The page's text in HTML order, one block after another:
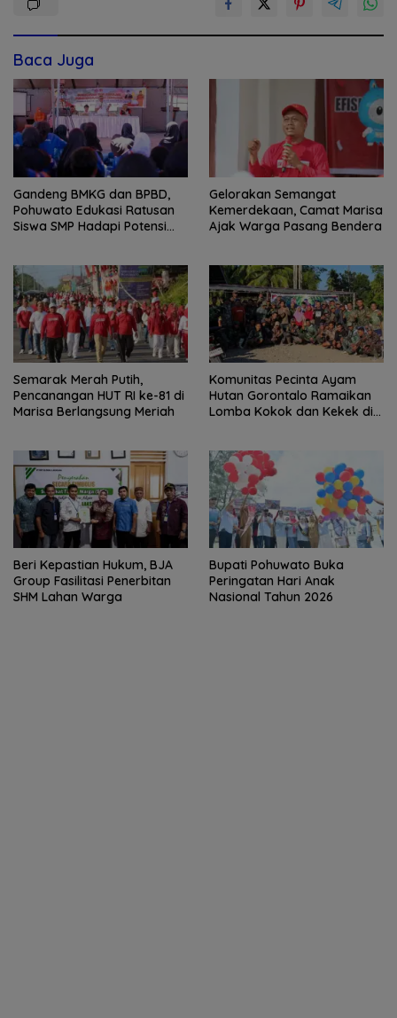
Baca Juga
Gandeng BMKG dan BPBD,
Pohuwato Edukasi Ratusan
Siswa SMP Hadapi Potensi
Gelorakan Semangat
Kemerdekaan, Camat Marisa
Ajak Warga Pasang Bendera
Semarak Merah Putih,
Pencanangan HUT RI ke-81 di
Marisa Berlangsung Meriah
Komunitas Pecinta Ayam
Hutan Gorontalo Ramaikan
Lomba Kokok dan Kekek di
Beri Kepastian Hukum, BJA
Group Fasilitasi Penerbitan
SHM Lahan Warga
Bupati Pohuwato Buka
Peringatan Hari Anak
Nasional Tahun 2026